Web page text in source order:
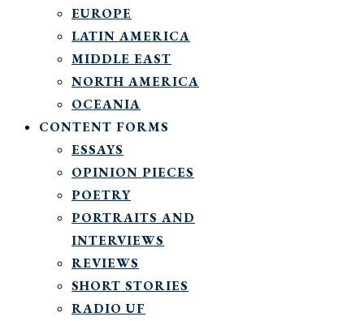
EUROPE
LATIN AMERICA
MIDDLE EAST
NORTH AMERICA
OCEANIA
CONTENT FORMS
ESSAYS
OPINION PIECES
POETRY
PORTRAITS AND
INTERVIEWS
REVIEWS
SHORT STORIES
RADIO UF